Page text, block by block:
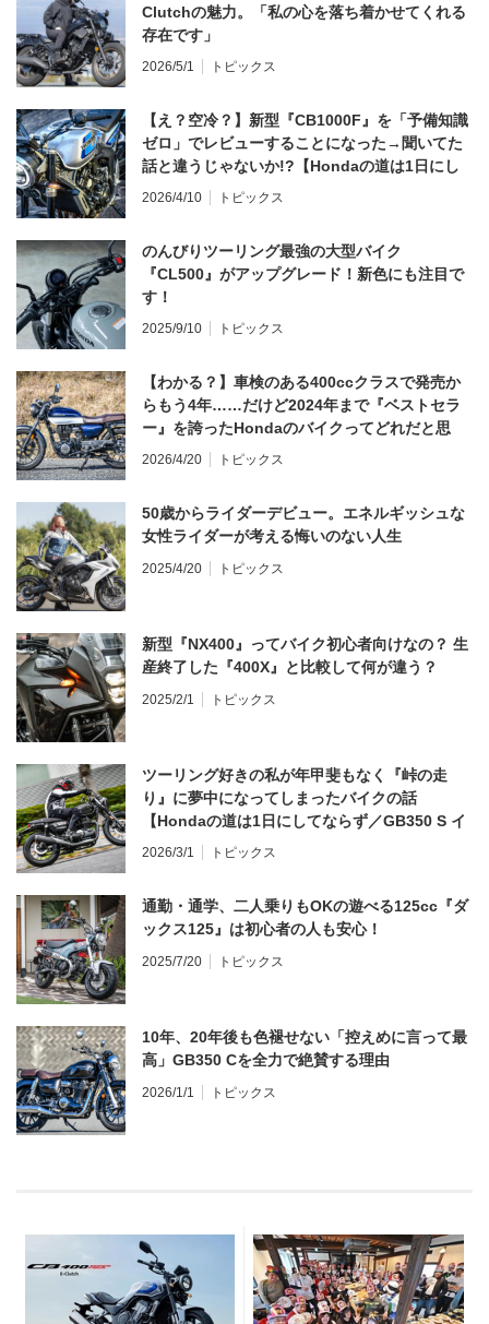
Clutchの魅力。「私の心を落ち着かせてくれる
存在です」
2026/5/1 トピックス
【え？空冷？】新型『CB1000F』を「予備知識
ゼロ」でレビューすることになった→聞いてた
話と違うじゃないか!?【Hondaの道は1日にし
てならず／CB1000F ①第一印象 編】
2026/4/10 トピックス
のんびりツーリング最強の大型バイク
『CL500』がアップグレード！新色にも注目で
す！
2025/9/10 トピックス
【わかる？】車検のある400ccクラスで発売か
らもう4年……だけど2024年まで『ベストセラ
ー』を誇ったHondaのバイクってどれだと思
う？
2026/4/20 トピックス
50歳からライダーデビュー。エネルギッシュな
女性ライダーが考える悔いのない人生
2025/4/20 トピックス
新型『NX400』ってバイク初心者向けなの？ 生
産終了した『400X』と比較して何が違う？
2025/2/1 トピックス
ツーリング好きの私が年甲斐もなく『峠の走
り』に夢中になってしまったバイクの話
【Hondaの道は1日にしてならず／GB350 S イ
ンプレ・レビュー 前編】
2026/3/1 トピックス
通勤・通学、二人乗りもOKの遊べる125cc『ダ
ックス125』は初心者の人も安心！
2025/7/20 トピックス
10年、20年後も色褪せない「控えめに言って最
高」GB350 Cを全力で絶賛する理由
2026/1/1 トピックス